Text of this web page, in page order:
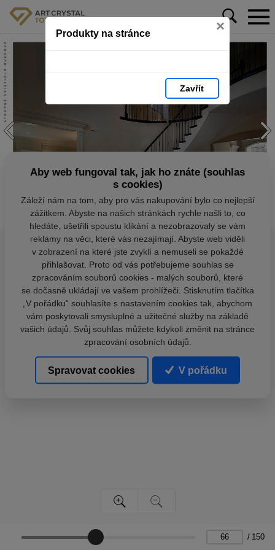
Produkty na stránce ×
Zavřít
/ 150
Aby web fungoval tak, jak ho znáte (souhlas
s cookies)
Záleží nám na tom, aby pro vás nakupování bylo co nejlepší
zážitkem. Abyste na našich stránkách rychle našli to, co
hledáte, ušetřili spoustu klikání a nezobrazovaly se vám
reklamy na věci, které vás nezajímají. Abyste web viděli
v zobrazení na které jste zvyklí a nemuseli se pokaždé
přihlašovat. Proto od vás potřebujeme souhlas se
zpracováním souborů cookies - malých souborů, které
se dočasně ukládají ve vašem prohlížeči. Stisknutím tlačítka
„V pořádku“ souhlasíte s nastavením cookies tak, abychom
vám poskytovali smysluplné a užitečné služby na základě
vašich údajů. Svůj souhlas můžete kdykoli změnit na stránce
zpracování osobních údajů.
Spravovat cookies V pořádku